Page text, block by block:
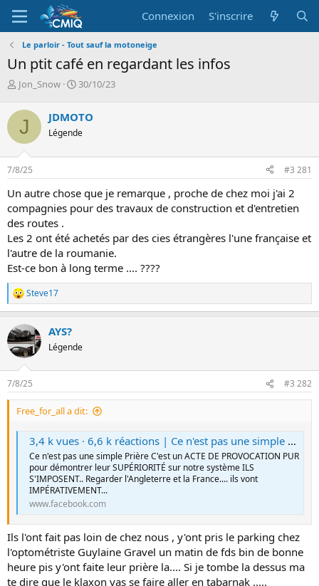
Connexion S'inscrire
Le parloir - Tout sauf la motoneige
Un ptit café en regardant les infos
A
t
u
r
d
e
a
d
i
s
c
u
s
s
i
o
n
Jon_Snow
D
e
d
d
u
t
30/10/23
J JDMOTO
Légende
7/8/25 #3 281
Un autre chose que je remarque , proche de chez moi j'ai 2
compagnies pour des travaux de construction et d'entretien
des routes .
Les 2 ont été achetés par des cies étrangères l'une française et
l'autre de la roumanie.
Est-ce bon à long terme .... ????
L
e
r
é
a
i
o
Steve17
AYS?
Légende
7/8/25 #3 282
Free_for_all a dit:
3,4 k vues · 6,6 k réactions | Ce n'est pas une simple Prière C'est un ACTE DE PROVOCATION PUR pour démontrer leur SUPÉRIORITÉ sur notre système ILS S'IMPOSENT.. Regarder l'Angleterre et la France.... ils vont IMPÉRATIVEMENT tomber en Guetre Civi
Ce n'est pas une simple Prière C'est un ACTE DE PROVOCATION PUR
pour démontrer leur SUPÉRIORITÉ sur notre système ILS
S'IMPOSENT.. Regarder l'Angleterre et la France.... ils vont
IMPÉRATIVEMENT...
www.facebook.com
Ils l'ont fait pas loin de chez nous , y'ont pris le parking chez
l'optométriste Guylaine Gravel un matin de fds bin de bonne
heure pis y'ont faite leur prière la.... Si je tombe la dessus ma
te dire que le klaxon vas se faire aller en tabarnak .....